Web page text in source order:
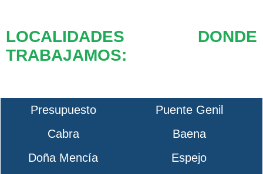
LOCALIDADES DONDE
TRABAJAMOS:
Presupuesto
Puente Genil
Cabra
Baena
Doña Mencía
Espejo